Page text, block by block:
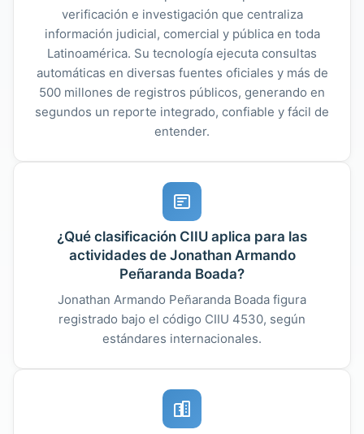
verificación e investigación que centraliza
información judicial, comercial y pública en toda
Latinoamérica. Su tecnología ejecuta consultas
automáticas en diversas fuentes oficiales y más de
500 millones de registros públicos, generando en
segundos un reporte integrado, confiable y fácil de
entender.
¿Qué clasificación CIIU aplica para las
actividades de Jonathan Armando
Peñaranda Boada?
Jonathan Armando Peñaranda Boada figura
registrado bajo el código CIIU 4530, según
estándares internacionales.